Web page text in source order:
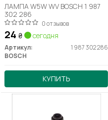
ЛАМПА W5W WV BOSCH 1 987
302 286
0 отзывов
24 ₴ сегодня
Артикул:
1 987 302 286
BOSCH
КУПИТЬ